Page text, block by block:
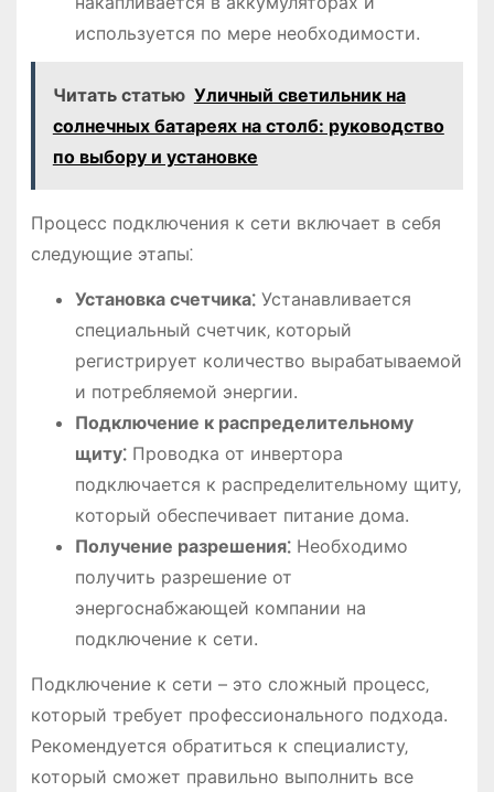
используется по мере необходимости.
Читать статью Уличный светильник на
солнечных батареях на столб: руководство
по выбору и установке
Процесс подключения к сети включает в себя
следующие этапы⁚
Установка счетчика⁚Устанавливается
специальный счетчик‚ который
регистрирует количество вырабатываемой
и потребляемой энергии.
Подключение к распределительному
щиту⁚Проводка от инвертора
подключается к распределительному щиту‚
который обеспечивает питание дома.
Получение разрешения⁚Необходимо
получить разрешение от
энергоснабжающей компании на
подключение к сети.
Подключение к сети – это сложный процесс‚
который требует профессионального подхода.
Рекомендуется обратиться к специалисту‚
который сможет правильно выполнить все